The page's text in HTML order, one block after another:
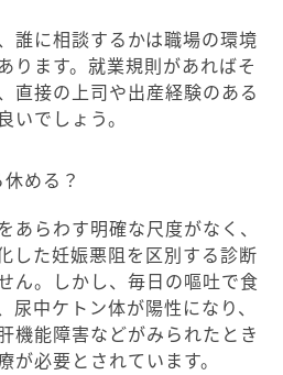
誰に相談するかは職場の環境
ります。就業規則があればそ
直接の上司や出産経験のある
でしょう。
める？
あらわす明確な尺度がなく、
した妊娠悪阻を区別する診断
ん。しかし、毎日の嘔吐で食
中ケトン体が陽性になり、
機能障害などがみられたとき
必要とされています。